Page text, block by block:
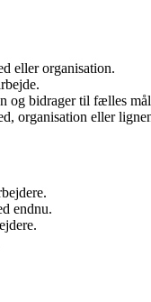
eller organisation.
og bidrager til fælles
organisation eller
endnu.